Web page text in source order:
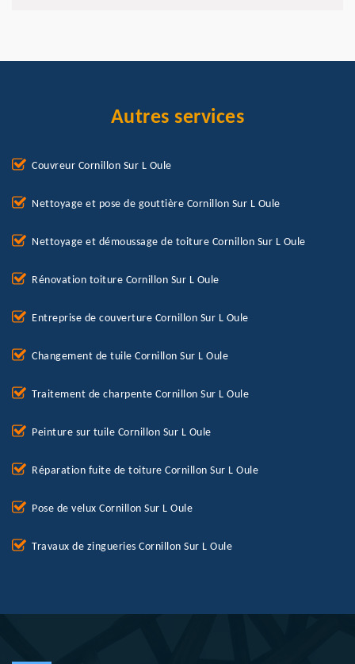
Autres services
Couvreur Cornillon Sur L Oule
Nettoyage et pose de gouttière Cornillon Sur L Oule
Nettoyage et démoussage de toiture Cornillon Sur L Oule
Rénovation toiture Cornillon Sur L Oule
Entreprise de couverture Cornillon Sur L Oule
Changement de tuile Cornillon Sur L Oule
Traitement de charpente Cornillon Sur L Oule
Peinture sur tuile Cornillon Sur L Oule
Réparation fuite de toiture Cornillon Sur L Oule
Pose de velux Cornillon Sur L Oule
Travaux de zingueries Cornillon Sur L Oule